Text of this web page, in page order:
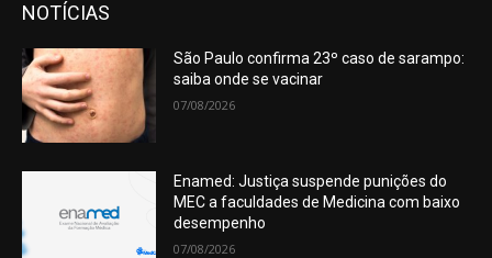
NOTÍCIAS
São Paulo confirma 23º caso de sarampo:
saiba onde se vacinar
07/08/2026
Enamed: Justiça suspende punições do
MEC a faculdades de Medicina com baixo
desempenho
07/08/2026